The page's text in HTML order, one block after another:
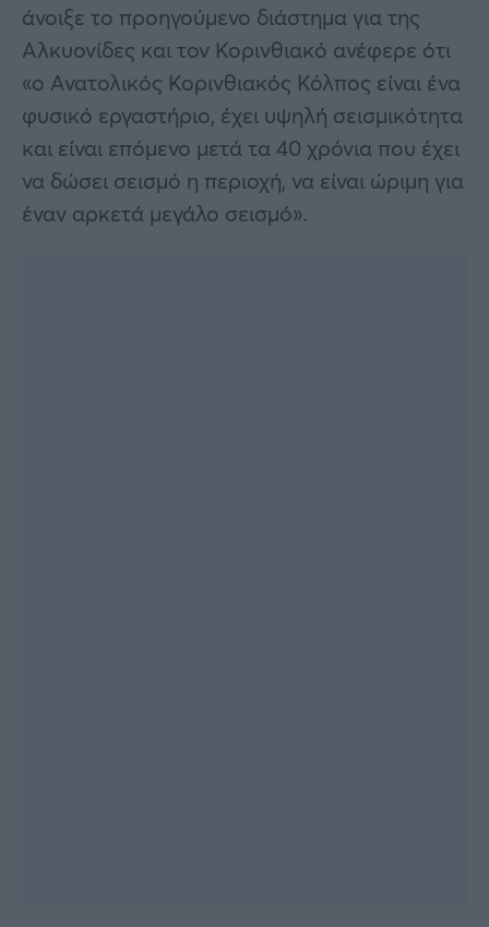
άνοιξε το προηγούμενο διάστημα για της
Αλκυονίδες και τον Κορινθιακό ανέφερε ότι
«ο Ανατολικός Κορινθιακός Κόλπος είναι ένα
φυσικό εργαστήριο, έχει υψηλή σεισμικότητα
και είναι επόμενο μετά τα 40 χρόνια που έχει
να δώσει σεισμό η περιοχή, να είναι ώριμη για
έναν αρκετά μεγάλο σεισμό».